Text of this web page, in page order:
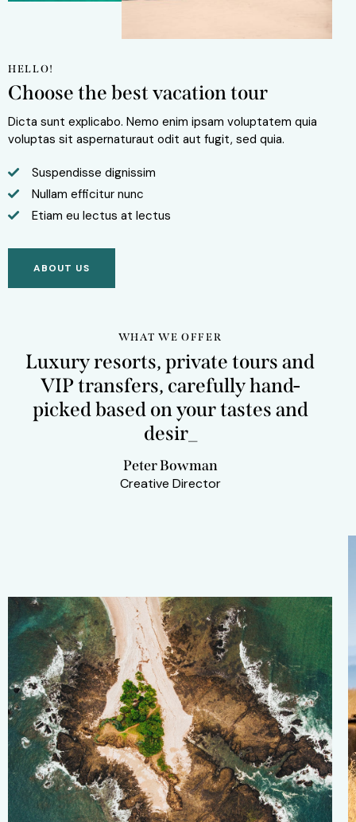
HELLO!
Choose the best vacation tour
Dicta sunt explicabo. Nemo enim ipsam voluptatem quia
voluptas sit aspernaturaut odit aut fugit, sed quia.
Suspendisse dignissim
Nullam efficitur nunc
Etiam eu lectus at lectus
ABOUT US
WHAT WE OFFER
Luxury resorts, private tours and
VIP transfers, carefully hand-
picked based on your tastes and
desires
Peter Bowman
Creative Director